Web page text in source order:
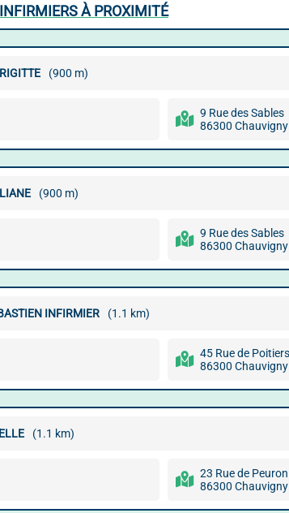
À PROXIMITÉ
(900 m)
9 Rue des Sables
86300 Chauvigny
(900 m)
9 Rue des Sables
86300 Chauvigny
INFIRMIER (1.1 km)
45 Rue de Poitiers
86300 Chauvigny
(1.1 km)
23 Rue de Peuron
86300 Chauvigny